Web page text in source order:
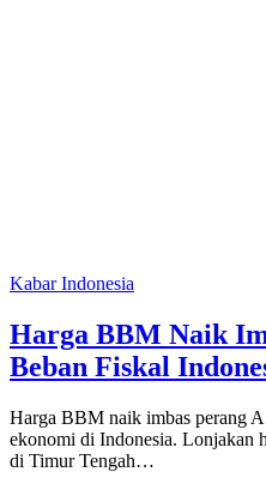
Kabar Indonesia
Harga BBM Naik
Beban Fiskal
Harga BBM naik imbas perang
ekonomi di Indonesia. Lonjakan
di Timur Tengah…